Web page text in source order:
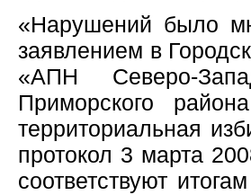
«Нарушений было
заявлением в
«АПН Северо-
Приморского
территориальная
протокол 3 марта
соответствуют